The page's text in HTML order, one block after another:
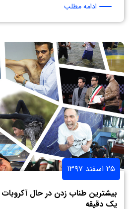
ادامه مطلب
۲۵ اسفند ۱۳۹۷
بیشترین طناب زدن در حال
یک دقیقه